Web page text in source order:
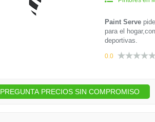
Paint Serve
para el
deportivas.
0.0
PREGUNTA PRECIOS SIN COMPROMISO